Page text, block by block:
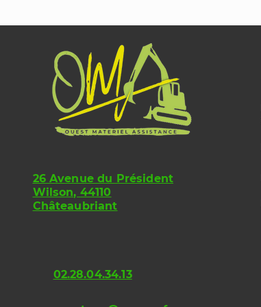
26 Avenue du Président
Wilson, 44110
Châteaubriant
02.28.04.34.13